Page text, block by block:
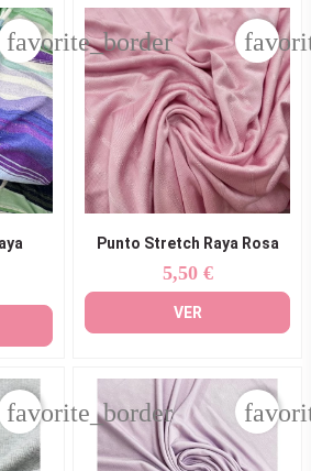
favorite_border
Punto Stretch Raya Rosa
Precio
5,50 €
VER
favorite_border